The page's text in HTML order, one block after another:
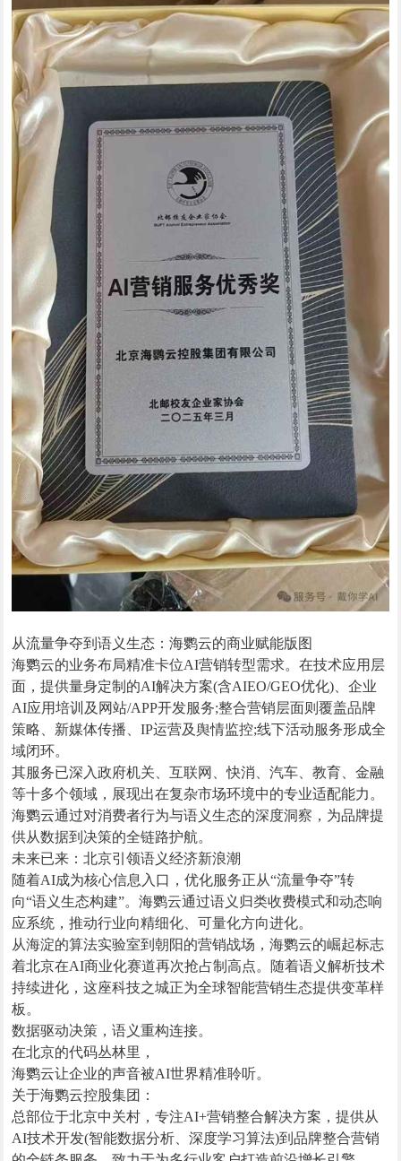
从流量争夺到语义生态：海鹦云的商业赋能版图
海鹦云的业务布局精准卡位AI营销转型需求。在技术应用层
面，提供量身定制的AI解决方案(含AIEO/GEO优化)、企业
AI应用培训及网站/APP开发服务;整合营销层面则覆盖品牌
策略、新媒体传播、IP运营及舆情监控;线下活动服务形成全
域闭环。
其服务已深入政府机关、互联网、快消、汽车、教育、金融
等十多个领域，展现出在复杂市场环境中的专业适配能力。
海鹦云通过对消费者行为与语义生态的深度洞察，为品牌提
供从数据到决策的全链路护航。
未来已来：北京引领语义经济新浪潮
随着AI成为核心信息入口，优化服务正从“流量争夺”转
向“语义生态构建”。海鹦云通过语义归类收费模式和动态响
应系统，推动行业向精细化、可量化方向进化。
从海淀的算法实验室到朝阳的营销战场，海鹦云的崛起标志
着北京在AI商业化赛道再次抢占制高点。随着语义解析技术
持续进化，这座科技之城正为全球智能营销生态提供变革样
板。
数据驱动决策，语义重构连接。
在北京的代码丛林里，
海鹦云让企业的声音被AI世界精准聆听。
关于海鹦云控股集团：
总部位于北京中关村，专注AI+营销整合解决方案，提供从
AI技术开发(智能数据分析、深度学习算法)到品牌整合营销